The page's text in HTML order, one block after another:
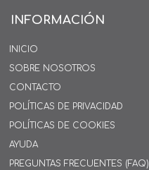
INFORMACIÓN
INICIO
SOBRE NOSOTROS
CONTACTO
POLÍTICAS DE PRIVACIDAD
POLÍTICAS DE COOKIES
AYUDA
PREGUNTAS FRECUENTES (FAQ)